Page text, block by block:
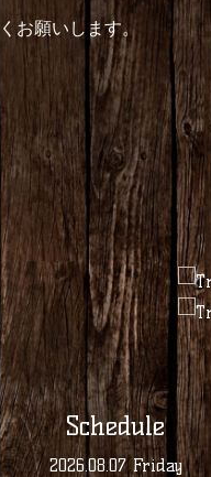
お願いします。
Schedule
2026.08.07 Friday